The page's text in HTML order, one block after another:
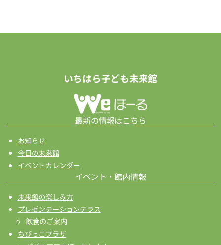
いちはら子ども未来館
最新の情報はこちら
お知らせ
今日の未来館
イベントカレンダー
イベント・館内情報
未来館の楽しみ方
プレゼンテーションテラス
飲食のご案内
ちびっこプラザ